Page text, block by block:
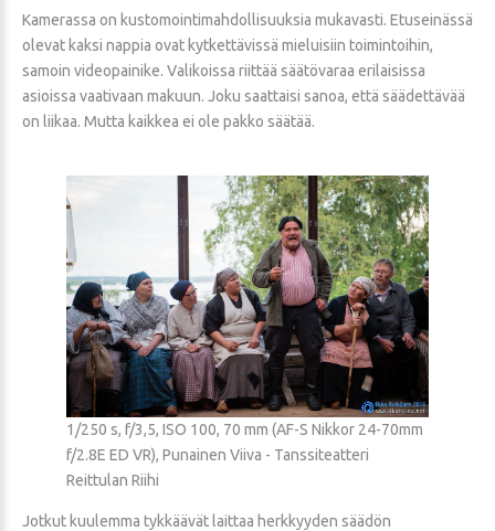
Kamerassa on kustomointimahdollisuuksia mukavasti. Etuseinässä
olevat kaksi nappia ovat kytkettävissä mieluisiin toimintoihin,
samoin videopainike. Valikoissa riittää säätövaraa erilaisissa
asioissa vaativaan makuun. Joku saattaisi sanoa, että säädettävää
on liikaa. Mutta kaikkea ei ole pakko säätää.
1/250 s, f/3,5, ISO 100, 70 mm (AF-S Nikkor 24-70mm
f/2.8E ED VR), Punainen Viiva - Tanssiteatteri
Reittulan Riihi
Jotkut kuulemma tykkäävät laittaa herkkyyden säädön